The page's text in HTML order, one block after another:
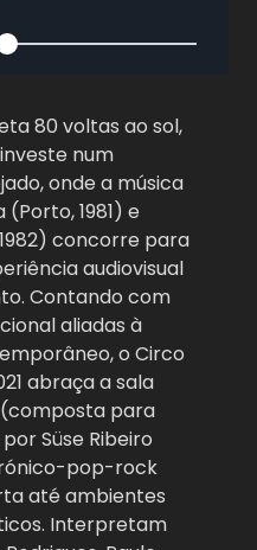
80 voltas ao sol,
num
onde a música
1981) e
concorre para
audiovisual
Contando com
aliadas à
o Circo
abraça a sala
para
Süse Ribeiro
pop-rock
até ambientes
Interpretam